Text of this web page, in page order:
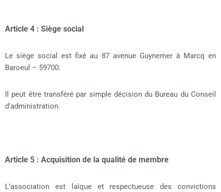
Article 4 : Siège social
Le siège social est fixé au 87 avenue Guynemer à Marcq en
Baroeul – 59700.
Il peut être transféré par simple décision du Bureau du Conseil
d’administration.
Article 5 : Acquisition de la qualité de membre
L’association est laïque et respectueuse des convictions